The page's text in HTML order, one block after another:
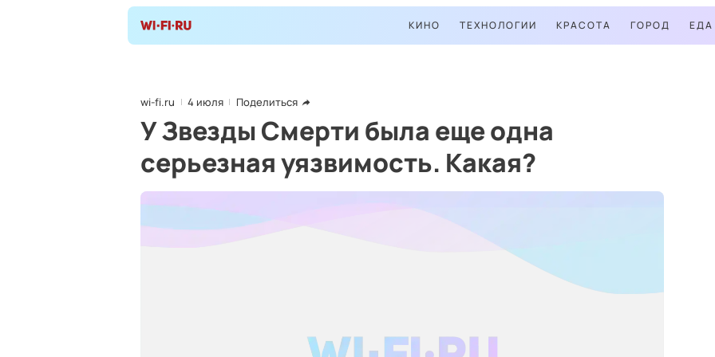
КИНО ТЕХНОЛОГИИ КРАСОТА ГОРОД ЕДА
wi-fi.ru 4 июля Поделиться
У Звезды Смерти была еще одна
серьезная уязвимость. Какая?